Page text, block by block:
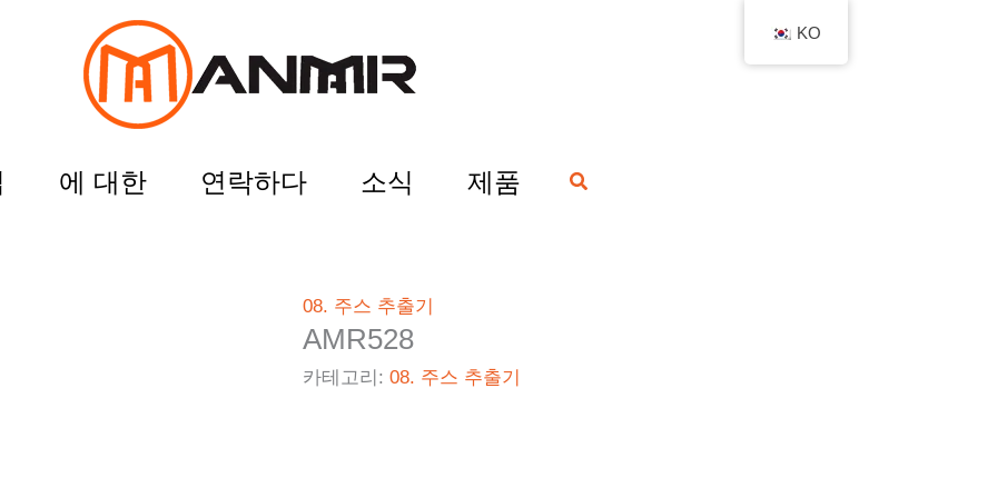
에 대한 연락하다 소식 제품
搜
08. 주스 추출기
AMR528
카테고리: 08. 주스 추출기
KO